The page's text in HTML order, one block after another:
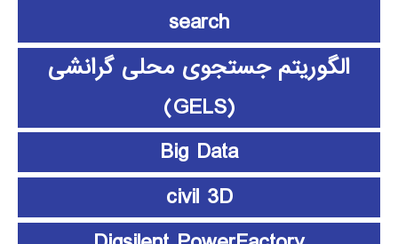
search
الگوریتم جستجوی محلی گرانشی
(GELS)
Big Data
civil 3D